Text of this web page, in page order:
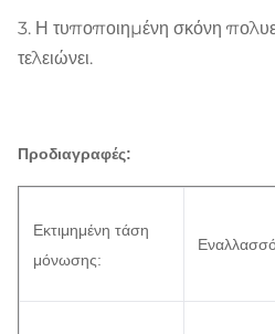
3. Η τυποποιημένη σκόνη
τελειώνει.
Προδιαγραφές:
Εκτιμημένη τάση
μόνωσης: